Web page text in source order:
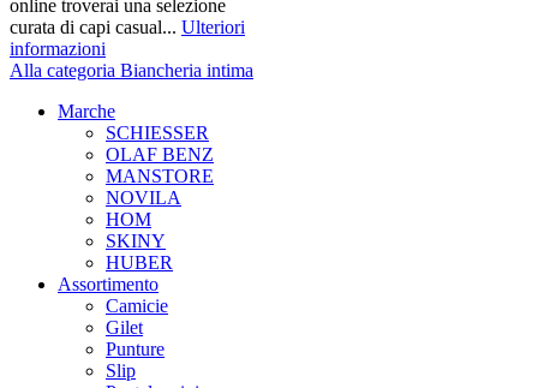
online troverai una selezione
curata di capi casual... Ulteriori
informazioni
Alla categoria Biancheria intima
Marche
SCHIESSER
OLAF BENZ
MANSTORE
NOVILA
HOM
SKINY
HUBER
Assortimento
Camicie
Gilet
Punture
Slip